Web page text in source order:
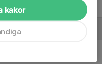
VC Herr
kakor